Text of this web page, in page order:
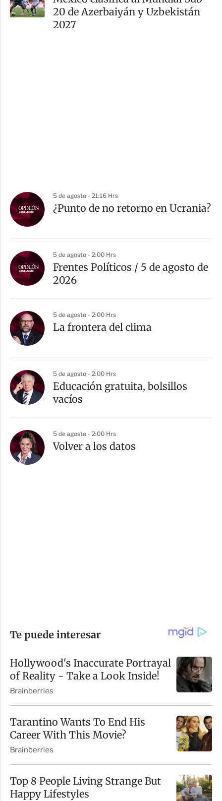
20 de Azerbaiyán y Uzbekistán
2027
5 de agosto - 21:16 Hrs
¿Punto de no retorno en Ucrania?
5 de agosto - 2:00 Hrs
Frentes Políticos / 5 de agosto de
2026
5 de agosto - 2:00 Hrs
La frontera del clima
5 de agosto - 2:00 Hrs
Educación gratuita, bolsillos
vacíos
5 de agosto - 2:00 Hrs
Volver a los datos